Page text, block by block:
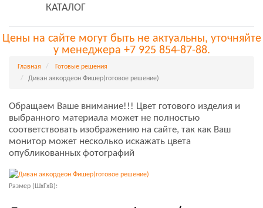
КАТАЛОГ
Цены на сайте могут быть не актуальны, уточняйте
у менеджера +7 925 854-87-88.
Главная
Готовые решения
Диван аккордеон Фишер(готовое решение)
Обращаем Ваше внимание!!! Цвет готового изделия и
выбранного материала может не полностью
соответствовать изображению на сайте, так как Ваш
монитор может несколько искажать цвета
опубликованных фотографий
Размер (ШxГxВ):